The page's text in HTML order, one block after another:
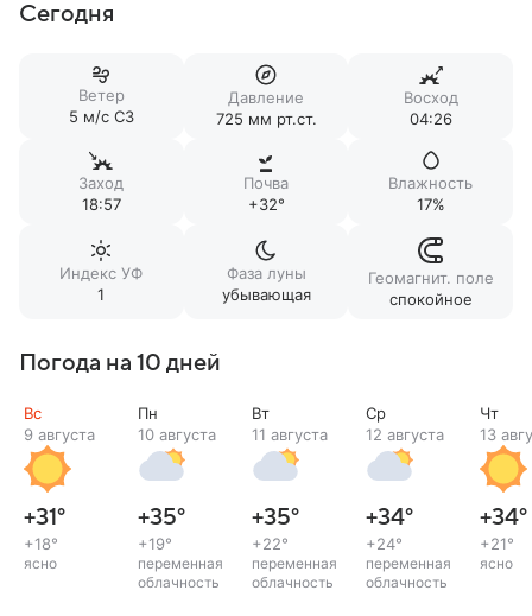
Сегодня
Ветер
5 м/c СЗ
Давление
725 мм рт.ст.
Восход
04:26
Заход
18:57
Почва
+32°
Влажность
17%
Индекс УФ
1
Фаза луны
убывающая
Геомагнит. поле
спокойное
Погода на 10 дней
Вс
9 августа
+31°
+18°
ясно
Пн
10 августа
+35°
+19°
переменная
облачность
Вт
11 августа
+35°
+22°
переменная
облачность
Ср
12 августа
+34°
+24°
переменная
облачность
Чт
13
+34°
+21°
ясно